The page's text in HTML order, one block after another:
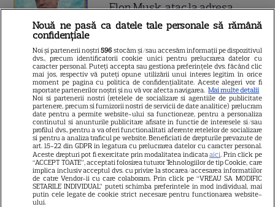
14
Elon Musk, atac la adresa
regizorului premiat cu Oscar
care a realizat documentarul
despre viața sa. Filmul are 232
de minute
3
VEDETE STRĂINE
Marvel are un nou Black
Panther. David Jonsson preia
moștenirea lui Chadwick
Boseman
VEDETE STRĂINE
Nouă ne pasă ca datele tale personale să rămână
confidențiale
Noi și partenerii noștri596 stocăm și/sau accesăm informații pe dispozitivul
dvs., precum identificatorii cookie unici pentru prelucrarea datelor cu
caracter personal. Puteți accepta sau gestiona preferințele dvs. făcând clic
mai jos, respectiv vă puteți opune utilizării unui interes legitim în orice
moment pe pagina cu politica de confidențialitate. Aceste alegeri vor fi
raportate partenerilor noștri și nu vă vor afecta navigarea. Mai multe detalii
Noi si partenerii nostri (retelele de socializare si agentiile de publicitate
partenere, precum si furnizorii nostri de servicii de date analitice) prelucram
date pentru a permite website-ului sa functioneze, pentru a personaliza
continutul si anunturile publicitare afisate in functie de interesele si/sau
profilul dvs., pentru a va oferi functionalitati aferente retelelor de socializare
si pentru a analiza traficul pe website. Beneficiati de drepturile prevazute de
art. 15-22 din GDPR in legatura cu prelucrarea datelor cu caracter personal.
Aceste drepturi pot fi exercitate prin modalitatea indicataaici. Prin click pe
“ACCEPT TOATE”, acceptati folosirea tuturor Tehnologiilor de tip Cookie, care
implica inclusiv acceptul dvs. cu privire la stocarea/accesarea informatiilor
de catre Vendor-ii cu care colaboram. Prin click pe “VREAU SA MODIFIC
SETARILE INDIVIDUAL” puteti schimba preferintele in mod individual, mai
putin cele legate de cookie strict necesare pentru functionarea website-
ului.